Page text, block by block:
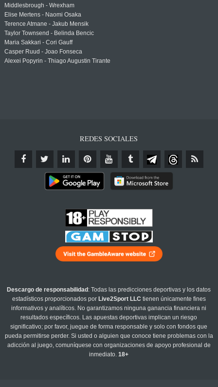
Middlesbrough - Wrexham
Elise Mertens - Naomi Osaka
Terence Atmane - Jakub Mensik
Taylor Townsend - Belinda Bencic
Maria Sakkari - Cori Gauff
Casper Ruud - Joao Fonseca
Alexei Popyrin - Thiago Augustin Tirante
REDES SOCIALES
Descargo de responsabilidad : Todas las predicciones deportivas y los datos
estadísticos proporcionados por Live2Sport LLC tienen únicamente fines
informativos y analíticos. No garantizamos ninguna ganancia financiera ni
resultados específicos. Las apuestas deportivas implican un riesgo
significativo; por favor, juegue de forma responsable y solo con fondos que
pueda permitirse perder. Si usted o alguien que conoce tiene problemas con la
adicción al juego, comuníquese con organizaciones de apoyo profesional de
inmediato.18+